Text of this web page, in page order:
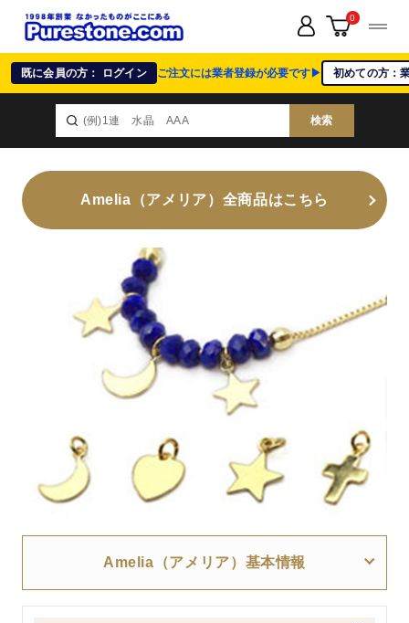
既に会員の方： ログイン ご注文には業者登録が必要です▶ 初めての方：
検索
0
Amelia（アメリア）全商品はこちら
Amelia（アメリア）基本情報